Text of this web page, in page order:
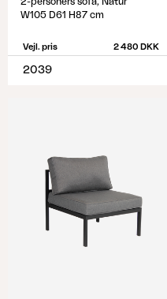
W105 D61 H87 cm
Vejl. pris 2 480 DKK
2039